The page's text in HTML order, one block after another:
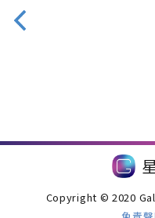
Copyright © 2020